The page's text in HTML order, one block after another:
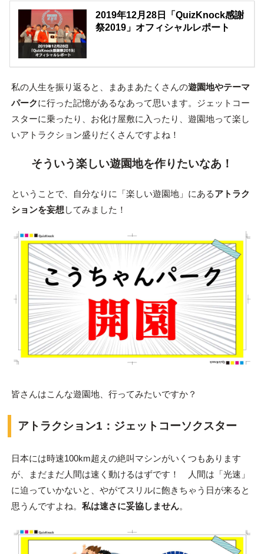
2019年12月28日「QuizKnock感謝
祭2019」オフィシャルレポート
私の人生を振り返ると、まあまあたくさんの遊園地やテーマ
パークに行った記憶があるなあって思います。ジェットコー
スターに乗ったり、お化け屋敷に入ったり、遊園地って楽し
いアトラクション盛りだくさんですよね！
そういう楽しい遊園地を作りたいなあ！
ということで、自分なりに「楽しい遊園地」にあるアトラク
ションを妄想 してみました！
皆さんはこんな遊園地、行ってみたいですか？
アトラクション1：ジェットコーソクスター
日本には時速100km超えの絶叫マシンがいくつもあります
が、まだまだ人間は速く動けるはずです！ 人間は「光速」
に迫っていかないと、やがてスリルに飽きちゃう日が来ると
思うんですよね。 私は速さに妥協しません。